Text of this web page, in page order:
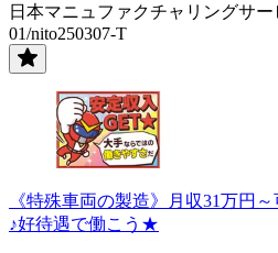
日本マニュファクチャリングサ
01/nito250307-T
《特殊車両の製造》月収31万円
♪好待遇で働こう★